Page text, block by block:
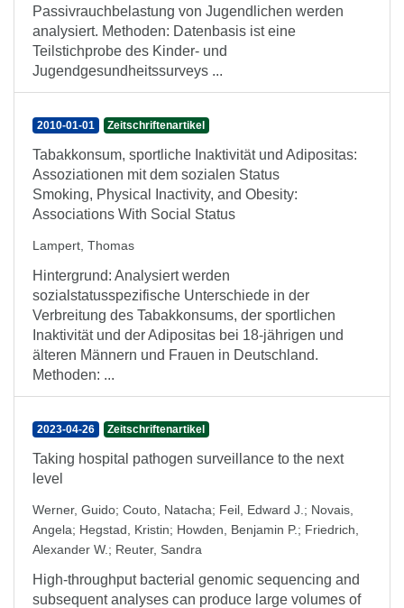
Passivrauchbelastung von Jugendlichen werden
analysiert. Methoden: Datenbasis ist eine
Teilstichprobe des Kinder- und
Jugendgesundheitssurveys ...
2010-01-01 Zeitschriftenartikel
Tabakkonsum, sportliche Inaktivität und Adipositas:
Assoziationen mit dem sozialen Status
Smoking, Physical Inactivity, and Obesity:
Associations With Social Status
Lampert, Thomas
Hintergrund: Analysiert werden
sozialstatusspezifische Unterschiede in der
Verbreitung des Tabakkonsums, der sportlichen
Inaktivität und der Adipositas bei 18-jährigen und
älteren Männern und Frauen in Deutschland.
Methoden: ...
2023-04-26 Zeitschriftenartikel
Taking hospital pathogen surveillance to the next
level
Werner, Guido; Couto, Natacha; Feil, Edward J. ; Novais,
Angela; Hegstad, Kristin; Howden, Benjamin P.; Friedrich,
Alexander W. ; Reuter, Sandra
High-throughput bacterial genomic sequencing and
subsequent analyses can produce large volumes of